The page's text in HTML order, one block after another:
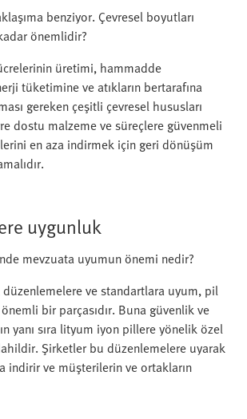
benziyor. Çevresel boyutları
önemlidir?
üretimi, hammadde
tüketimine ve atıkların bertarafına
gereken çeşitli çevresel hususları
dostu malzeme ve süreçlere güvenmeli
en aza indirmek için geri dönüşüm
uygunluk
mevzuata uyumun önemi nedir?
düzenlemelere ve standartlara uyum, pil
bir parçasıdır. Buna güvenlik ve
yanı sıra lityum iyon pillere yönelik özel
Şirketler bu düzenlemelere uyarak
indirir ve müşterilerin ve ortakların